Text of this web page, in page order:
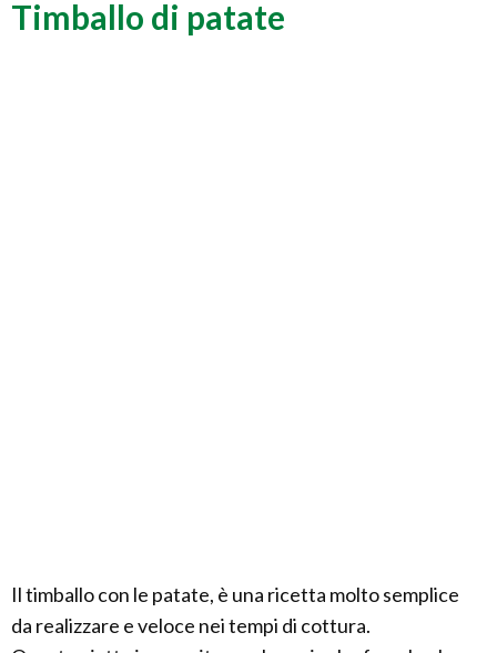
Timballo di patate
Il timballo con le patate, è una ricetta molto semplice
da realizzare e veloce nei tempi di cottura.